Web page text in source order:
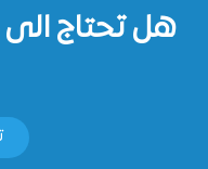
هل تحتاج الى